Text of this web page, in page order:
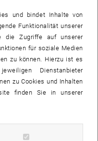
und bindet Inhalte von
Funktionalität unserer
die Zugriffe auf unserer
für soziale Medien
zu können. Hierzu ist es
Dienstanbieter
zu Cookies und Inhalten
finden Sie in unserer
Cookies zulassen